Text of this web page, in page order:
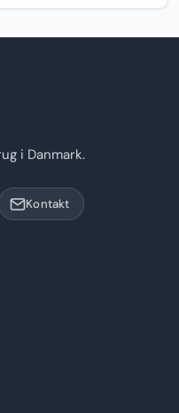
i Danmark.
Kontakt